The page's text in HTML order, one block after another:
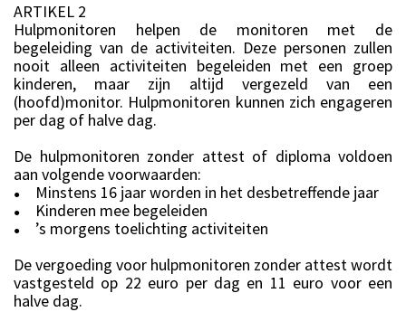
ARTIKEL 2
Hulpmonitoren helpen de monitoren met de
begeleiding van de activiteiten. Deze personen zullen
nooit alleen activiteiten begeleiden met een groep
kinderen, maar zijn altijd vergezeld van een
(hoofd)monitor. Hulpmonitoren kunnen zich engageren
per dag of halve dag.
De hulpmonitoren zonder attest of diploma voldoen
aan volgende voorwaarden:
● Minstens 16 jaar worden in het desbetreffende jaar
● Kinderen mee begeleiden
●
’s morgens toelichting activiteiten
De vergoeding voor hulpmonitoren zonder attest wordt
vastgesteld op 22 euro per dag en 11 euro voor een
halve dag.